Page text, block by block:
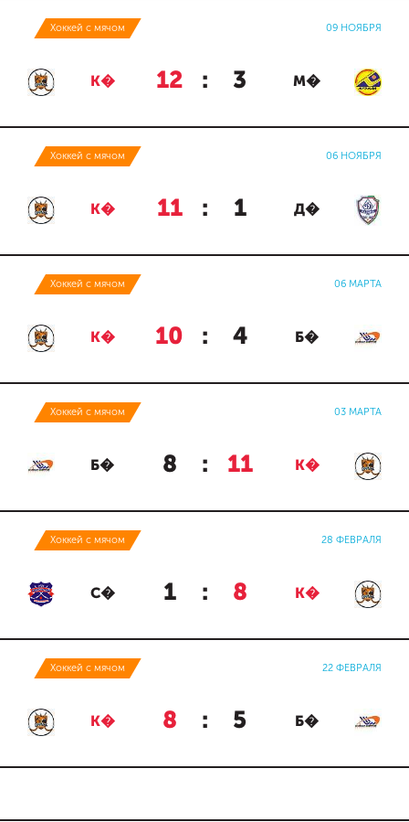
Хоккей с мячом 09 НОЯБРЯ
К� 12 : 3 М�
Хоккей с мячом 06 НОЯБРЯ
К� 11 : 1 Д�
Хоккей с мячом 06 МАРТА
К� 10 : 4 Б�
Хоккей с мячом 03 МАРТА
Б� 8 : 11 К�
Хоккей с мячом 28 ФЕВРАЛЯ
С� 1 : 8 К�
Хоккей с мячом 22 ФЕВРАЛЯ
К� 8 : 5 Б�